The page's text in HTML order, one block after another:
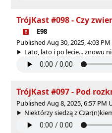
TrójKast #098 - Czy
E98
Published Aug 30, 2025, 4:03 PM
Lato, lato i po lecie... znowu
TrójKast #097 - Pod
Published Aug 8, 2025, 6:57 PM
Niektórzy siedzą z